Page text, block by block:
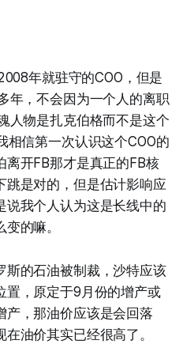
年就驻守的COO，但是
年，不会因为一个人的离职
人物是扎克伯格而不是这个
相信第一次认识这个COO的
离开FB那才是真正的FB核
跳是对的，但是估计影响应
说我个人认为这是长线中的
的嘛。
斯的石油被制裁，沙特应该
置，原定于9月份的增产或
产，那油价应该是会回落
油价其实已经很高了。